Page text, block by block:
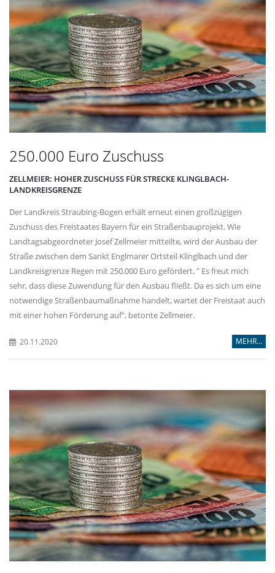
250.000 Euro Zuschuss
ZELLMEIER: HOHER ZUSCHUSS FÜR STRECKE KLINGLBACH-
LANDKREISGRENZE
Der Landkreis Straubing-Bogen erhält erneut einen großzügigen
Zuschuss des Freistaates Bayern für ein Straßenbauprojekt. Wie
Landtagsabgeordneter Josef Zellmeier mitteilte, wird der Ausbau der
Straße zwischen dem Sankt Englmarer Ortsteil Klinglbach und der
Landkreisgrenze Regen mit 250.000 Euro gefördert. " Es freut mich
sehr, dass diese Zuwendung für den Ausbau fließt. Da es sich um eine
notwendige Straßenbaumaßnahme handelt, wartet der Freistaat auch
mit einer hohen Förderung auf", betonte Zellmeier.
20.11.2020 MEHR...